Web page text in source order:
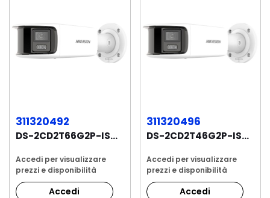
311320492
DS-2CD2T66G2P-ISU/SL Telecamera Panoramica...
Accedi per visualizzare
prezzi e disponibilità
Accedi
311320496
DS-2CD2T46G2P-ISU/SL Telecamera Panoramica...
Accedi per visualizzare
prezzi e disponibilità
Accedi